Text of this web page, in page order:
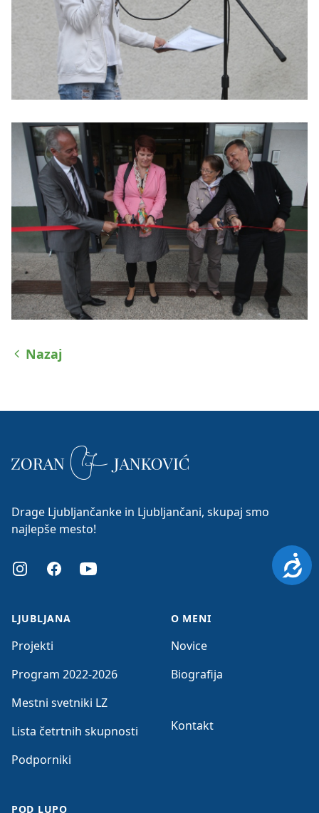
Nazaj
Drage Ljubljančanke in Ljubljančani, skupaj smo
najlepše mesto!
InstagramFacebookYoutube
LJUBLJANA
Projekti
Program 2022-2026
Mestni svetniki LZ
Lista četrtnih skupnosti
Podporniki
POD LUPO
O MENI
Novice
Biografija
Kontakt